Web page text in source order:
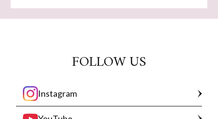
FOLLOW US
Instagram